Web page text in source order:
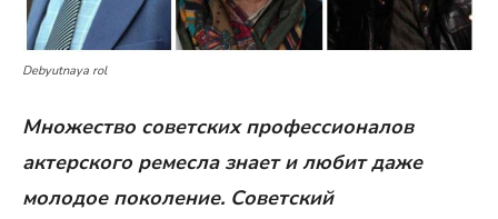
Debyutnaya rol
Множество советских профессионалов
актерского ремесла знает и любит даже
молодое поколение. Советский